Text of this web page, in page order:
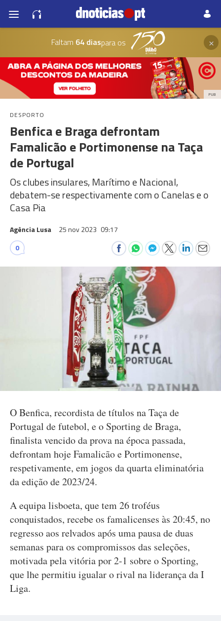
Faltam 64 diaspara os ×
PUB
DESPORTO
Benfica e Braga defrontam
Famalicão e Portimonense na Taça
de Portugal
Os clubes insulares, Marítimo e Nacional,
debatem-se respectivamente com o Canelas e o
Casa Pia
Agência Lusa 25 nov 2023 09:17
0
O Benfica, recordista de títulos na Taça de
Portugal de futebol, e o Sporting de Braga,
finalista vencido da prova na época passada,
defrontam hoje Famalicão e Portimonense,
respetivamente, em jogos da quarta eliminatória
da edição de 2023/24.
A equipa lisboeta, que tem 26 troféus
conquistados, recebe os famalicenses às 20:45, no
regresso aos relvados após uma pausa de duas
semanas para os compromissos das seleções,
motivada pela vitória por 2-1 sobre o Sporting,
que lhe permitiu igualar o rival na liderança da I
Liga.